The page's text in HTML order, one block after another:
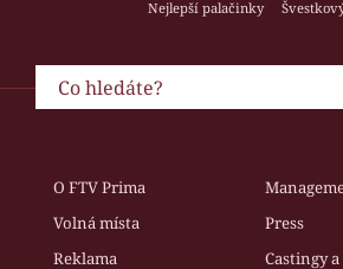
Nejlepší palačinky
O FTV Prima
Volná místa
Press
Reklama
Castingy